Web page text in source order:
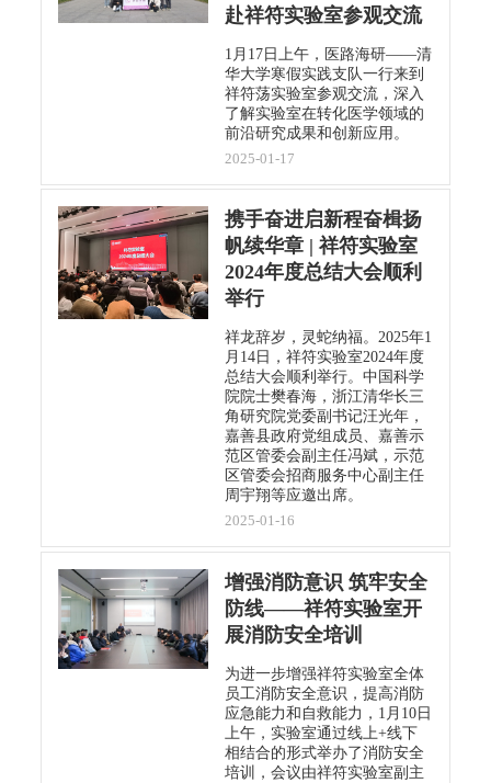
赴祥符实验室参观交流
1月17日上午，医路海研——清
华大学寒假实践支队一行来到
祥符荡实验室参观交流，深入
了解实验室在转化医学领域的
前沿研究成果和创新应用。
2025-01-17
携手奋进启新程奋楫扬
帆续华章 | 祥符实验室
2024年度总结大会顺利
举行
祥龙辞岁，灵蛇纳福。2025年1
月14日，祥符实验室2024年度
总结大会顺利举行。中国科学
院院士樊春海，浙江清华长三
角研究院党委副书记汪光年，
嘉善县政府党组成员、嘉善示
范区管委会副主任冯斌，示范
区管委会招商服务中心副主任
周宇翔等应邀出席。
2025-01-16
增强消防意识 筑牢安全
防线——祥符实验室开
展消防安全培训
为进一步增强祥符实验室全体
员工消防安全意识，提高消防
应急能力和自救能力，1月10日
上午，实验室通过线上+线下
相结合的形式举办了消防安全
培训，会议由祥符实验室副主